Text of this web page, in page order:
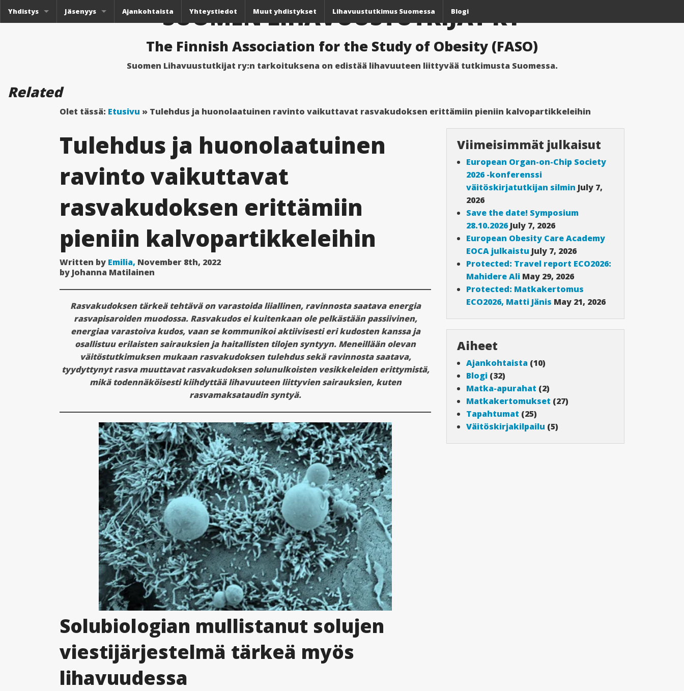
Yhdistys Jäsenyys Ajankohtaista Yhteystiedot Muut yhdistykset Lihavuustutkimus Suomessa Blogi
SUOMEN LIHAVUUSTUTKIJAT RY
The Finnish Association for the Study of Obesity (FASO)
Suomen Lihavuustutkijat ry:n tarkoituksena on edistää lihavuuteen liittyvää tutkimusta Suomessa.
Related
Olet tässä: Etusivu » Tulehdus ja huonolaatuinen ravinto vaikuttavat rasvakudoksen erittämiin pieniin kalvopartikkeleihin
Tulehdus ja huonolaatuinen
ravinto vaikuttavat
rasvakudoksen erittämiin
pieniin kalvopartikkeleihin
Written by Emilia, November 8th, 2022
by Johanna Matilainen
Rasvakudoksen tärkeä tehtävä on varastoida liiallinen, ravinnosta saatava energia
rasvapisaroiden muodossa. Rasvakudos ei kuitenkaan ole pelkästään passiivinen,
energiaa varastoiva kudos, vaan se kommunikoi aktiivisesti eri kudosten kanssa ja
osallistuu erilaisten sairauksien ja haitallisten tilojen syntyyn. Meneillään olevan
väitöstutkimuksen mukaan rasvakudoksen tulehdus sekä ravinnosta saatava,
tyydyttynyt rasva muuttavat rasvakudoksen solunulkoisten vesikkeleiden erittymistä,
mikä todennäköisesti kiihdyttää lihavuuteen liittyvien sairauksien, kuten
rasvamaksataudin syntyä.
Solubiologian mullistanut solujen
viestijärjestelmä tärkeä myös
lihavuudessa
Viimeisimmät julkaisut
European Organ-on-Chip Society
2026 -konferenssi
väitöskirjatutkijan silmin July 7,
2026
Save the date! Symposium
28.10.2026 July 7, 2026
European Obesity Care Academy
EOCA julkaistu July 7, 2026
Protected: Travel report ECO2026:
Mahidere Ali May 29, 2026
Protected: Matkakertomus
ECO2026, Matti Jänis May 21, 2026
Aiheet
Ajankohtaista(10)
Blogi(32)
Matka-apurahat (2)
Matkakertomukset (27)
Tapahtumat (25)
Väitöskirjakilpailu (5)